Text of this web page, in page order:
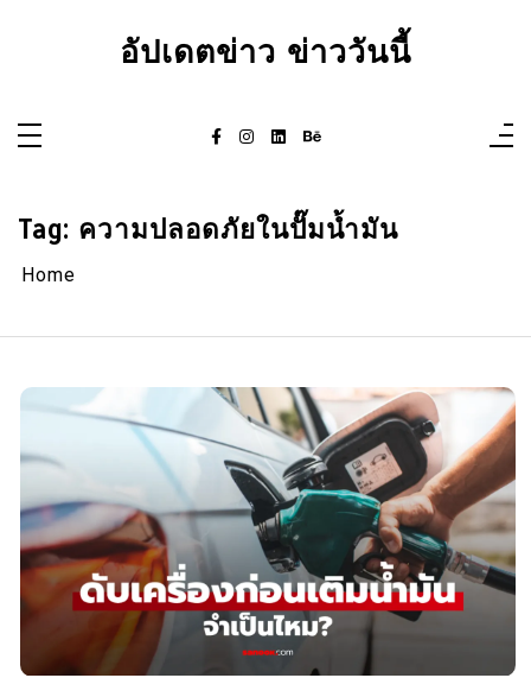
อัปเดตข่าว ข่าววันนี้
Tag: ความปลอดภัยในปั๊มน้ำมัน
Home